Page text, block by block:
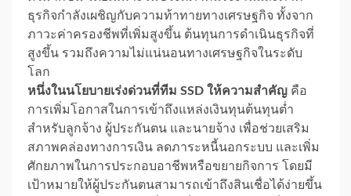
ธุรกิจกำลังเผชิญกับความท้าทายทางเศรษฐกิจ ทั้งจาก
ภาวะค่าครองชีพที่เพิ่มสูงขึ้น ต้นทุนการดำเนินธุรกิจที่
สูงขึ้น รวมถึงความไม่แน่นอนทางเศรษฐกิจในระดับ
โลก
หนึ่งในนโยบายเร่งด่วนที่ทีม SSD ให้ความสำคัญ คือ
การเพิ่มโอกาสในการเข้าถึงแหล่งเงินทุนต้นทุนต่ำ
สำหรับลูกจ้าง ผู้ประกันตน และนายจ้าง เพื่อช่วยเสริม
สภาพคล่องทางการเงิน ลดภาระหนี้นอกระบบ และเพิ่ม
ศักยภาพในการประกอบอาชีพหรือขยายกิจการ โดยมี
เป้าหมายให้ผู้ประกันตนสามารถเข้าถึงสินเชื่อได้ง่ายขึ้น